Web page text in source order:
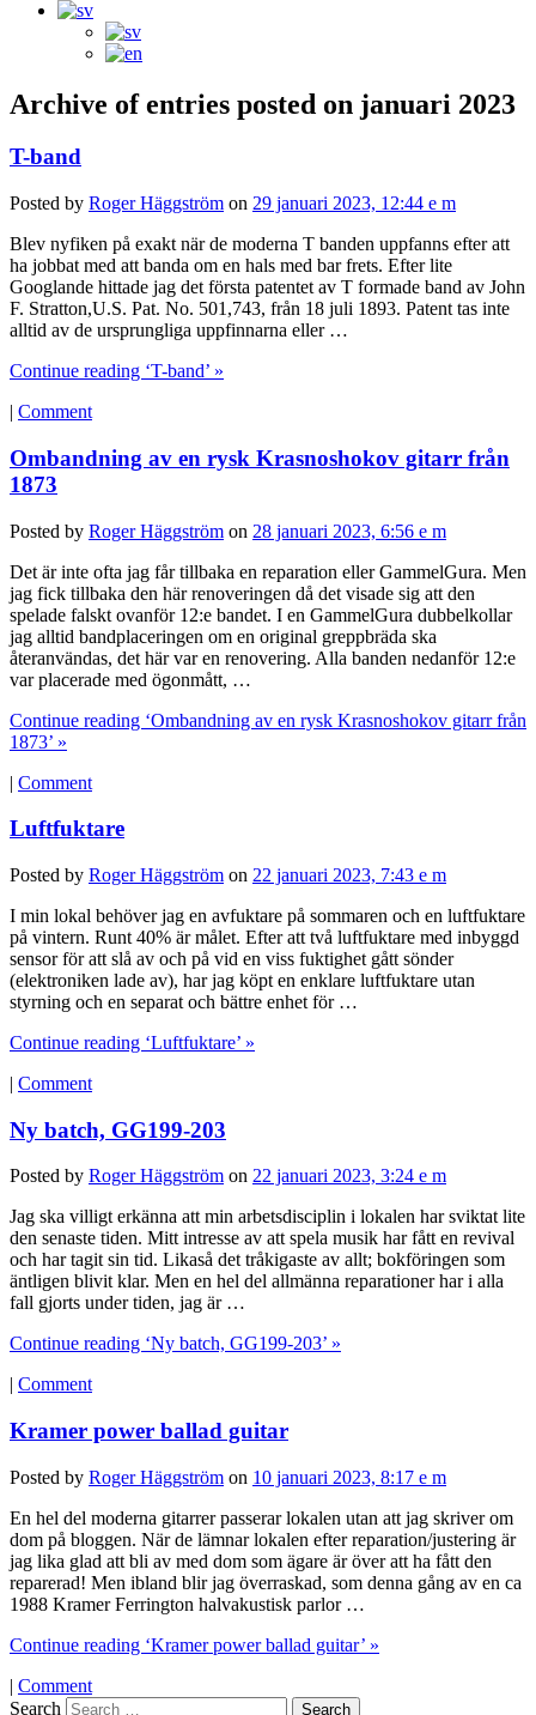
Archive of entries posted on januari 2023
T-band
Posted by Roger Häggström on 29 januari 2023, 12:44 e m
Blev nyfiken på exakt när de moderna T banden uppfanns efter att
ha jobbat med att banda om en hals med bar frets. Efter lite
Googlande hittade jag det första patentet av T formade band av John
F. Stratton,U.S. Pat. No. 501,743, från 18 juli 1893. Patent tas inte
alltid av de ursprungliga uppfinnarna eller …
Continue reading ‘T-band’ »
| Comment
Ombandning av en rysk Krasnoshokov gitarr från
1873
Posted by Roger Häggström on 28 januari 2023, 6:56 e m
Det är inte ofta jag får tillbaka en reparation eller GammelGura. Men
jag fick tillbaka den här renoveringen då det visade sig att den
spelade falskt ovanför 12:e bandet. I en GammelGura dubbelkollar
jag alltid bandplaceringen om en original greppbräda ska
återanvändas, det här var en renovering. Alla banden nedanför 12:e
var placerade med ögonmått, …
Continue reading ‘Ombandning av en rysk Krasnoshokov gitarr från
1873’ »
| Comment
Luftfuktare
Posted by Roger Häggström on 22 januari 2023, 7:43 e m
I min lokal behöver jag en avfuktare på sommaren och en luftfuktare
på vintern. Runt 40% är målet. Efter att två luftfuktare med inbyggd
sensor för att slå av och på vid en viss fuktighet gått sönder
(elektroniken lade av), har jag köpt en enklare luftfuktare utan
styrning och en separat och bättre enhet för …
Continue reading ‘Luftfuktare’ »
| Comment
Ny batch, GG199-203
Posted by Roger Häggström on 22 januari 2023, 3:24 e m
Jag ska villigt erkänna att min arbetsdisciplin i lokalen har sviktat lite
den senaste tiden. Mitt intresse av att spela musik har fått en revival
och har tagit sin tid. Likaså det tråkigaste av allt; bokföringen som
äntligen blivit klar. Men en hel del allmänna reparationer har i alla
fall gjorts under tiden, jag är …
Continue reading ‘Ny batch, GG199-203’ »
| Comment
Kramer power ballad guitar
Posted by Roger Häggström on 10 januari 2023, 8:17 e m
En hel del moderna gitarrer passerar lokalen utan att jag skriver om
dom på bloggen. När de lämnar lokalen efter reparation/justering är
jag lika glad att bli av med dom som ägare är över att ha fått den
reparerad! Men ibland blir jag överraskad, som denna gång av en ca
1988 Kramer Ferrington halvakustisk parlor …
Continue reading ‘Kramer power ballad guitar’ »
| Comment
Search